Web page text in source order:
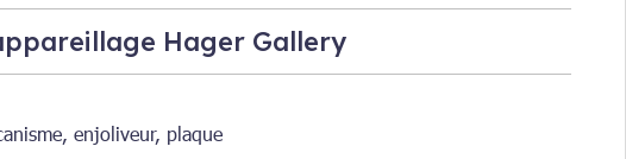
Hager Gallery
enjoliveur, plaque